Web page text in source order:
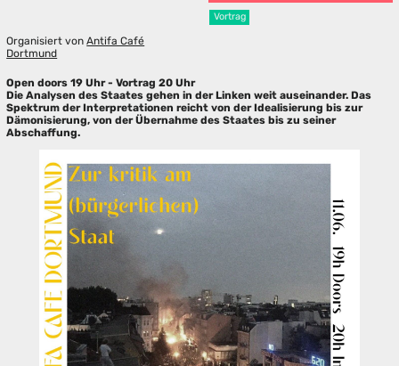
Vortrag
Organisiert vonAntifa Café
Dortmund
Open doors 19 Uhr - Vortrag 20 Uhr
Die Analysen des Staates gehen in der Linken weit auseinander. Das
Spektrum der Interpretationen reicht von der Idealisierung bis zur
Dämonisierung, von der Übernahme des Staates bis zu seiner
Abschaffung.